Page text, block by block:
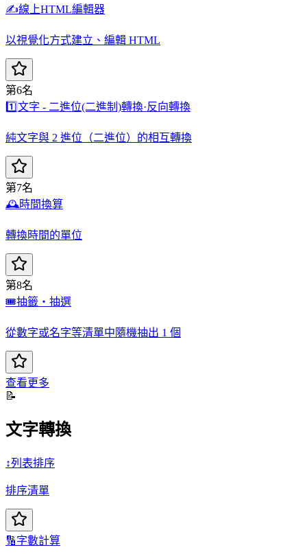
✍️線上HTML編輯器
以視覺化方式建立、編輯 HTML
第6名
1️⃣文字 - 二進位(二進制)轉換·反向轉換
純文字與 2 進位（二進位）的相互轉換
第7名
🕰️時間換算
轉換時間的單位
第8名
🎟️抽籤・抽選
從數字或名字等清單中隨機抽出 1 個
查看更多
📝
文字轉換
↕️列表排序
排序清單
🔢字數計算